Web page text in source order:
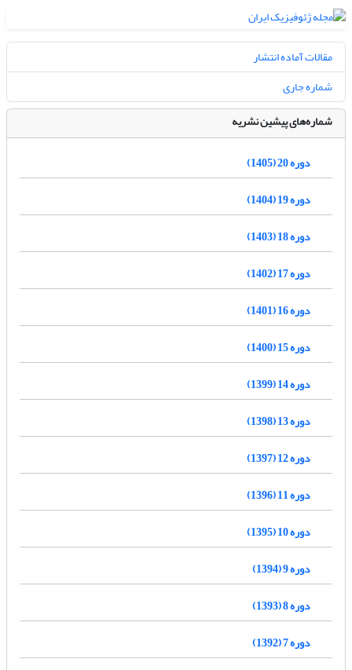
مقالات آماده انتشار
شماره جاری
شماره‌های پیشین نشریه
دوره 20 (1405)
دوره 19 (1404)
دوره 18 (1403)
دوره 17 (1402)
دوره 16 (1401)
دوره 15 (1400)
دوره 14 (1399)
دوره 13 (1398)
دوره 12 (1397)
دوره 11 (1396)
دوره 10 (1395)
دوره 9 (1394)
دوره 8 (1393)
دوره 7 (1392)